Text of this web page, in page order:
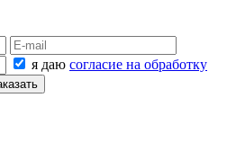
я даю согласие на обработку